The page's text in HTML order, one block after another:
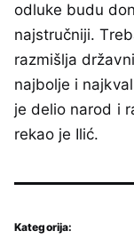
odluke budu
najstručniji.
razmišlja
najbolje i
je delio narod i
rekao je Ilić.
Kategorija: